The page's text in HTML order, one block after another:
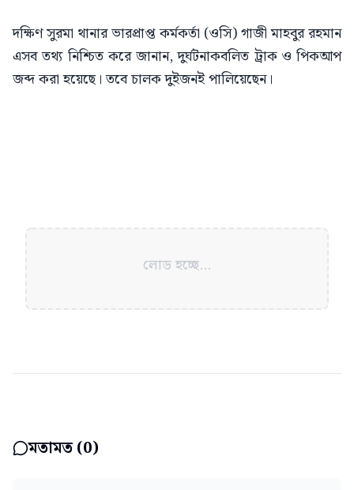
দক্ষিণ সুরমা থানার ভারপ্রাপ্ত কর্মকর্তা (ওসি) গাজী মাহবুর রহমান
এসব তথ্য নিশ্চিত করে জানান, দুর্ঘটনাকবলিত ট্রাক ও পিকআপ
জব্দ করা হয়েছে। তবে চালক দুইজনই পালিয়েছেন।
লোড হচ্ছে...
মতামত (0)